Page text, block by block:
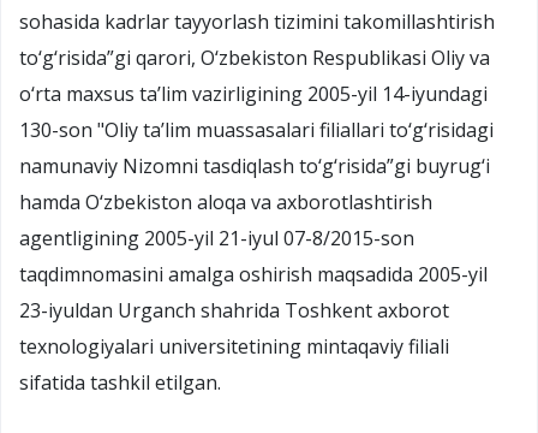
sohasida kadrlar tayyorlash tizimini takomillashtirish
to‘g‘risida”gi qarori, O‘zbekiston Respublikasi Oliy va
o‘rta maxsus ta’lim vazirligining 2005-yil 14-iyundagi
130-son "Oliy ta’lim muassasalari filiallari to‘g‘risidagi
namunaviy Nizomni tasdiqlash to‘g‘risida”gi buyrug‘i
hamda O‘zbekiston aloqa va axborotlashtirish
agentligining 2005-yil 21-iyul 07-8/2015-son
taqdimnomasini amalga oshirish maqsadida 2005-yil
23-iyuldan Urganch shahrida Toshkent axborot
texnologiyalari universitetining mintaqaviy filiali
sifatida tashkil etilgan.